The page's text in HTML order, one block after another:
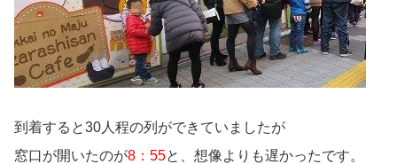
到着すると30人程の列ができていましたが
窓口が開いたのが8：55と、想像よりも遅かったです。